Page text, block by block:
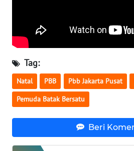
Tag:
Natal PBB Pbb Jakarta Pusat
Pemuda Batak Bersatu
Beri
WN
WN
MALUKU
WN